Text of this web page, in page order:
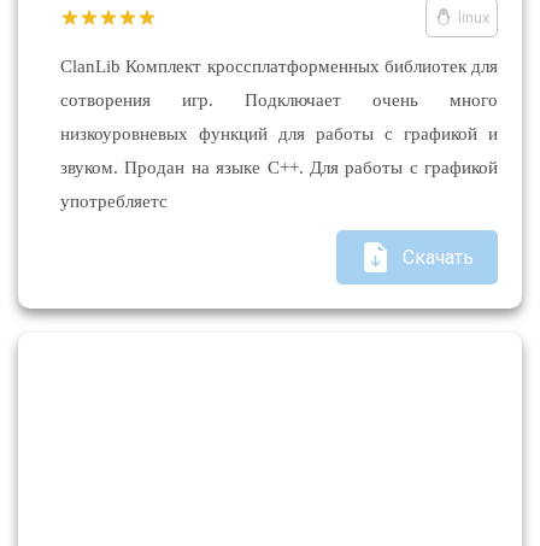
linux
ClanLib Комплект кроссплатформенных библиотек для
сотворения игр. Подключает очень много
низкоуровневых функций для работы с графикой и
звуком. Продан на языке C++. Для работы с графикой
употребляетс
Скачать